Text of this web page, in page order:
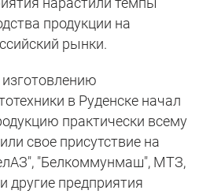
продукции на
рынки.
в Руденске начал
практически всему
свое присутствие на
"Белкоммунмаш", МТЗ,
предприятия